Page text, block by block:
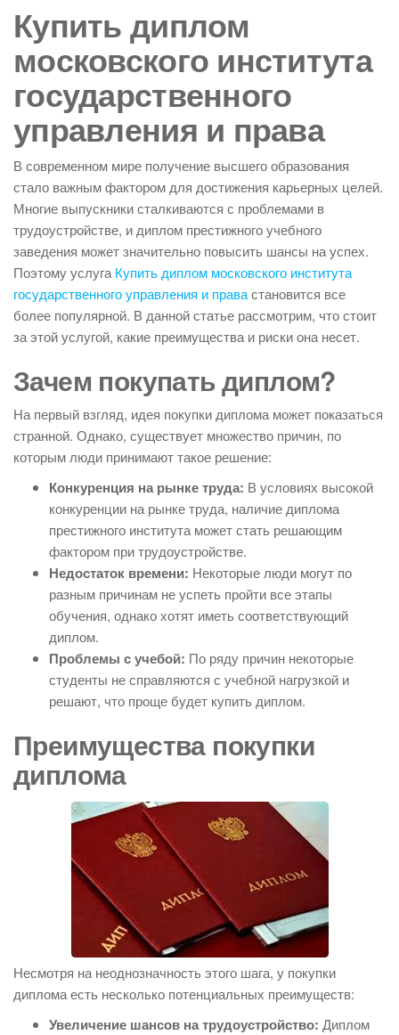
Купить диплом
московского института
государственного
управления и права
В современном мире получение высшего образования
стало важным фактором для достижения карьерных целей.
Многие выпускники сталкиваются с проблемами в
трудоустройстве, и диплом престижного учебного
заведения может значительно повысить шансы на успех.
Поэтому услуга Купить диплом московского института
государственного управления и правастановится все
более популярной. В данной статье рассмотрим, что стоит
за этой услугой, какие преимущества и риски она несет.
Зачем покупать диплом?
На первый взгляд, идея покупки диплома может показаться
странной. Однако, существует множество причин, по
которым люди принимают такое решение:
Конкуренция на рынке труда: В условиях высокой
конкуренции на рынке труда, наличие диплома
престижного института может стать решающим
фактором при трудоустройстве.
Недостаток времени: Некоторые люди могут по
разным причинам не успеть пройти все этапы
обучения, однако хотят иметь соответствующий
диплом.
Проблемы с учебой: По ряду причин некоторые
студенты не справляются с учебной нагрузкой и
решают, что проще будет купить диплом.
Преимущества покупки
диплома
Несмотря на неоднозначность этого шага, у покупки
диплома есть несколько потенциальных преимуществ:
Увеличение шансов на трудоустройство: Диплом